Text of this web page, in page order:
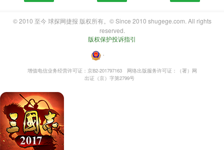
© 2010 至今 球探网捷报 版权所有。© Since 2010 shugege.com. All rights
reserved.
版权保护投诉指引
・
增值电信业务经营许可证：京B2-201797163
网络出版服务许可证：（署）网
出证（京）字第2799号